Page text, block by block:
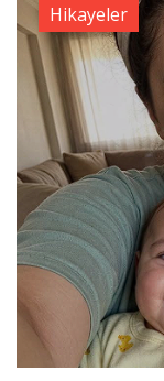
Hikayeler